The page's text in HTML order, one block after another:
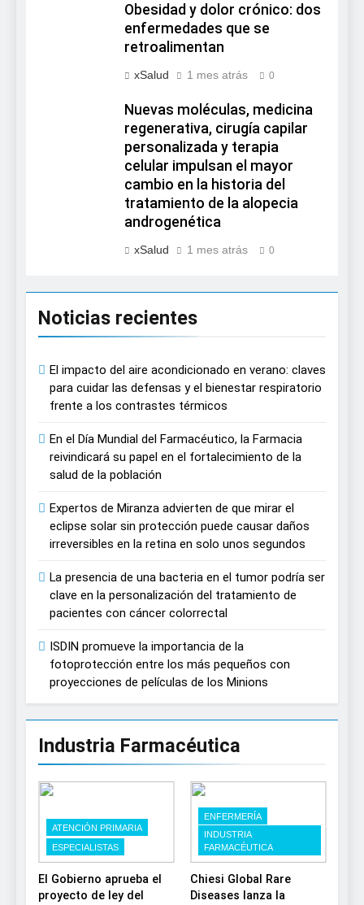
Obesidad y dolor crónico: dos
enfermedades que se
retroalimentan
xSalud 1 mes atrás 0
Nuevas moléculas, medicina
regenerativa, cirugía capilar
personalizada y terapia
celular impulsan el mayor
cambio en la historia del
tratamiento de la alopecia
androgenética
xSalud 1 mes atrás 0
Noticias recientes
El impacto del aire acondicionado en verano: claves
para cuidar las defensas y el bienestar respiratorio
frente a los contrastes térmicos
En el Día Mundial del Farmacéutico, la Farmacia
reivindicará su papel en el fortalecimiento de la
salud de la población
Expertos de Miranza advierten de que mirar el
eclipse solar sin protección puede causar daños
irreversibles en la retina en solo unos segundos
La presencia de una bacteria en el tumor podría ser
clave en la personalización del tratamiento de
pacientes con cáncer colorrectal
ISDIN promueve la importancia de la
fotoprotección entre los más pequeños con
proyecciones de películas de los Minions
Industria Farmacéutica
ATENCIÓN PRIMARIA
ESPECIALISTAS
El Gobierno aprueba el
proyecto de ley del
ENFERMERÍA
INDUSTRIA
FARMACÉUTICA
Chiesi Global Rare
Diseases lanza la